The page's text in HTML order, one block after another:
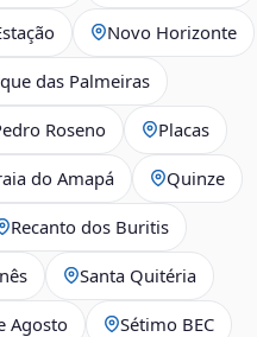
Novo Horizonte
das Palmeiras
Roseno Placas
do Amapá Quinze
Recanto dos Buritis
Santa Quitéria
Agosto Sétimo BEC